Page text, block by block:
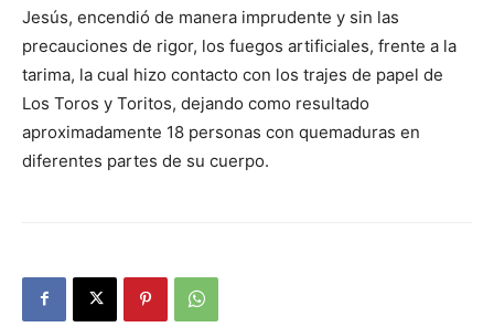
Jesús, encendió de manera imprudente y sin las
precauciones de rigor, los fuegos artificiales, frente a la
tarima, la cual hizo contacto con los trajes de papel de
Los Toros y Toritos, dejando como resultado
aproximadamente 18 personas con quemaduras en
diferentes partes de su cuerpo.